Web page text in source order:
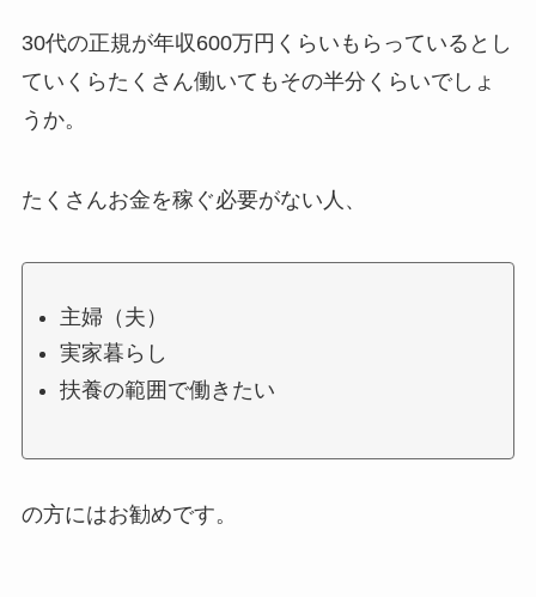
30代の正規が年収600万円くらいもらっているとし
ていくらたくさん働いてもその半分くらいでしょ
うか。
たくさんお金を稼ぐ必要がない人、
主婦（夫）
実家暮らし
扶養の範囲で働きたい
の方にはお勧めです。